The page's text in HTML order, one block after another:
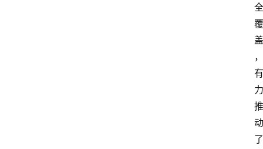
全
覆
盖
，
有
力
推
动
了